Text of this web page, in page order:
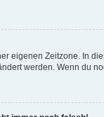
eigenen Zeitzone. In
werden. Wenn du